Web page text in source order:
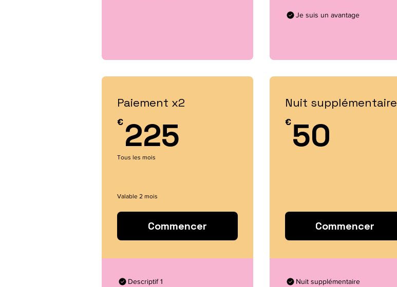
Je suis un avantage
Paiement x2
€ 225
Tous les mois
Valable 2 mois
Commencer
Descriptif 1
Nuit supplémentaire
€50
Commencer
Nuit supplémentaire